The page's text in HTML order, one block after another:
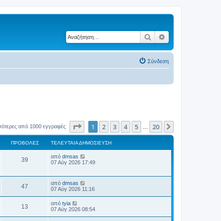
Αναζήτηση
Σύνδεση
από 1000 εγγραφές Σελίδα1 από 20
1 2 3 4 5 20
ΠΡΟΒΟΛΈΣ ΤΕΛΕΥΤΑΊΑ ΔΗΜΟΣΊΕΥΣΗ
39
β
Τ
ε
τ
α
ί
α
δ
από dmsas
07 Αύγ 2026 17:49
47
ρ
Τ
ε
υ
τ
α
από dmsas
07 Αύγ 2026 11:16
13
ρ
Τ
ε
από tyia
07 Αύγ 2026 08:54